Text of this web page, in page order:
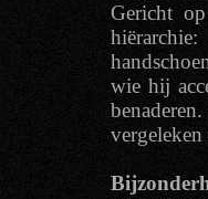
Gericht
wie hij